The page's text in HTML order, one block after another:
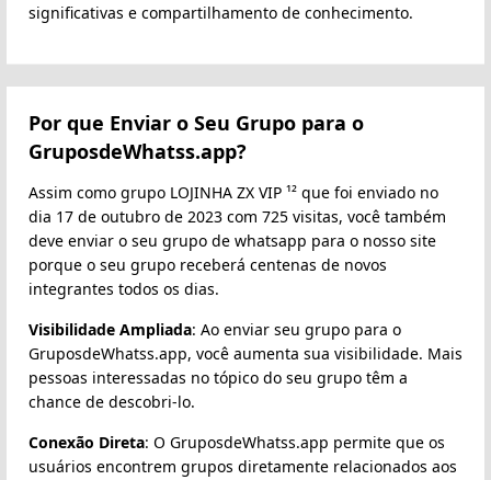
significativas e compartilhamento de conhecimento.
Por que Enviar o Seu Grupo para o
GruposdeWhatss.app?
Assim como grupo LOJINHA ZX VIP ¹² que foi enviado no
dia 17 de outubro de 2023 com 725 visitas, você também
deve enviar o seu grupo de whatsapp para o nosso site
porque o seu grupo receberá centenas de novos
integrantes todos os dias.
Visibilidade Ampliada: Ao enviar seu grupo para o
GruposdeWhatss.app, você aumenta sua visibilidade. Mais
pessoas interessadas no tópico do seu grupo têm a
chance de descobri-lo.
Conexão Direta: O GruposdeWhatss.app permite que os
usuários encontrem grupos diretamente relacionados aos